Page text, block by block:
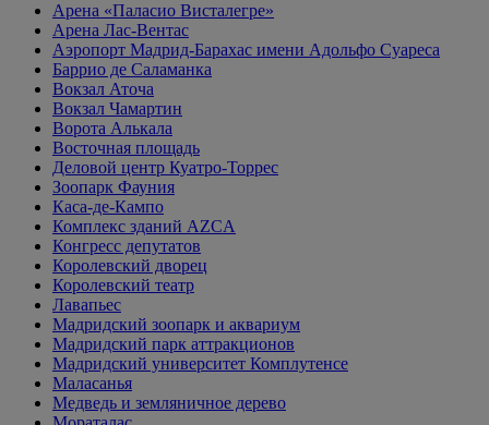
Арена «Паласио Висталегре»
Арена Лас-Вентас
Аэропорт Мадрид-Барахас имени Адольфо Суареса
Баррио де Саламанка
Вокзал Аточа
Вокзал Чамартин
Ворота Алькала
Восточная площадь
Деловой центр Куатро-Торрес
Зоопарк Фауния
Каса-де-Кампо
Комплекс зданий AZCA
Конгресс депутатов
Королевский дворец
Королевский театр
Лавапьес
Мадридский зоопарк и аквариум
Мадридский парк аттракционов
Мадридский университет Комплутенсе
Маласанья
Медведь и земляничное дерево